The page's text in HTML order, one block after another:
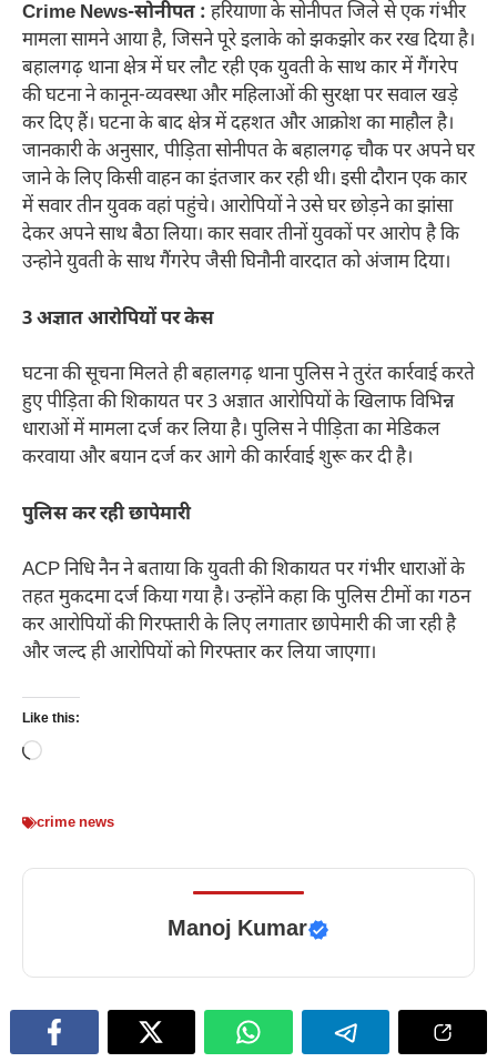
Crime News-सोनीपत : हरियाणा के सोनीपत जिले से एक गंभीर
मामला सामने आया है, जिसने पूरे इलाके को झकझोर कर रख दिया है।
बहालगढ़ थाना क्षेत्र में घर लौट रही एक युवती के साथ कार में गैंगरेप
की घटना ने कानून-व्यवस्था और महिलाओं की सुरक्षा पर सवाल खड़े
कर दिए हैं। घटना के बाद क्षेत्र में दहशत और आक्रोश का माहौल है।
जानकारी के अनुसार, पीड़िता सोनीपत के बहालगढ़ चौक पर अपने घर
जाने के लिए किसी वाहन का इंतजार कर रही थी। इसी दौरान एक कार
में सवार तीन युवक वहां पहुंचे। आरोपियों ने उसे घर छोड़ने का झांसा
देकर अपने साथ बैठा लिया। कार सवार तीनों युवकों पर आरोप है कि
उन्होने युवती के साथ गैंगरेप जैसी घिनौनी वारदात को अंजाम दिया।
3 अज्ञात आरोपियों पर केस
घटना की सूचना मिलते ही बहालगढ़ थाना पुलिस ने तुरंत कार्रवाई करते
हुए पीड़िता की शिकायत पर 3 अज्ञात आरोपियों के खिलाफ विभिन्न
धाराओं में मामला दर्ज कर लिया है। पुलिस ने पीड़िता का मेडिकल
करवाया और बयान दर्ज कर आगे की कार्रवाई शुरू कर दी है।
पुलिस कर रही छापेमारी
ACP निधि नैन ने बताया कि युवती की शिकायत पर गंभीर धाराओं के
तहत मुकदमा दर्ज किया गया है। उन्होंने कहा कि पुलिस टीमों का गठन
कर आरोपियों की गिरफ्तारी के लिए लगातार छापेमारी की जा रही है
और जल्द ही आरोपियों को गिरफ्तार कर लिया जाएगा।
Like this:
Loading…
crime news
Manoj Kumar